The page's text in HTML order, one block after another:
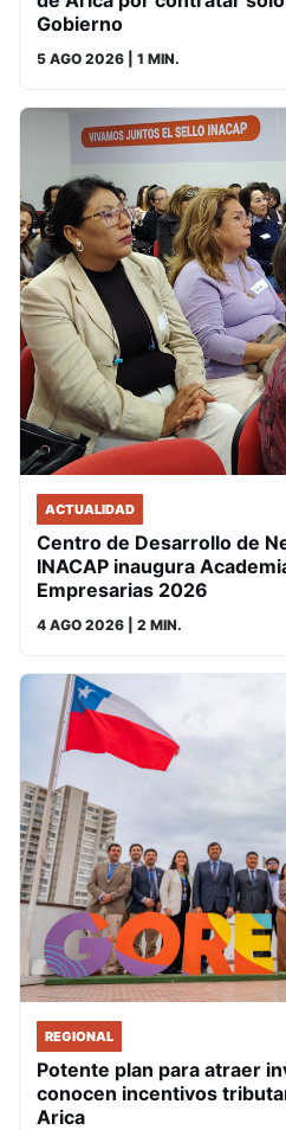
Gobierno
5 AGO 2026 | 1 MIN.
ACTUALIDAD
Centro de Desarrollo de
INACAP inaugura
Empresarias 2026
4 AGO 2026 | 2 MIN.
REGIONAL
Potente plan para atraer
conocen incentivos
Arica